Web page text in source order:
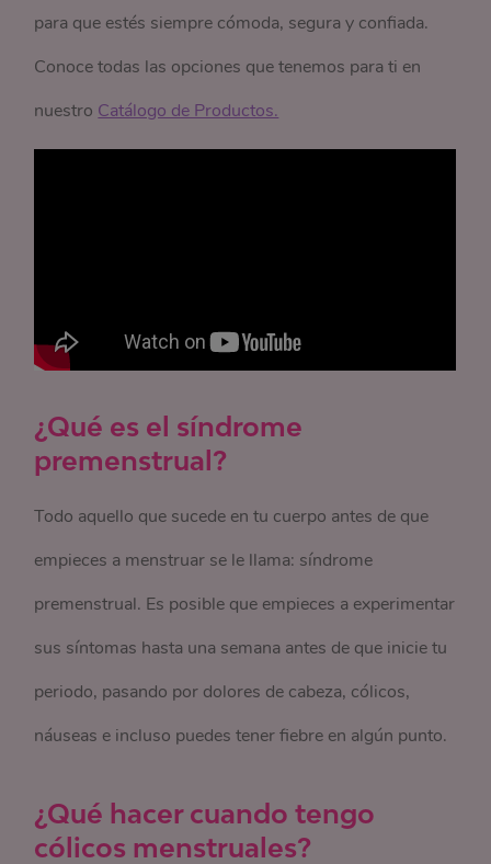
para que estés siempre cómoda, segura y confiada.
Conoce todas las opciones que tenemos para ti en
nuestro Catálogo de Productos.
¿Qué es el síndrome
premenstrual?
Todo aquello que sucede en tu cuerpo antes de que
empieces a menstruar se le llama: síndrome
premenstrual. Es posible que empieces a experimentar
sus síntomas hasta una semana antes de que inicie tu
periodo, pasando por dolores de cabeza, cólicos,
náuseas e incluso puedes tener fiebre en algún punto.
¿Qué hacer cuando tengo
cólicos menstruales?